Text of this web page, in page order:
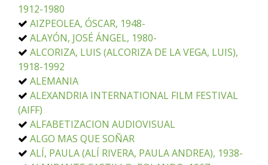
1912-1980
AIZPEOLEA, ÓSCAR, 1948-
ALAYÓN, JOSÉ ÁNGEL, 1980-
ALCORIZA, LUIS (ALCORIZA DE LA VEGA, LUIS),
1918-1992
ALEMANIA
ALEXANDRIA INTERNATIONAL FILM FESTIVAL
(AIFF)
ALFABETIZACION AUDIOVISUAL
ALGO MAS QUE SOÑAR
ALÍ, PAULA (ALÍ RIVERA, PAULA ANDREA), 1938-